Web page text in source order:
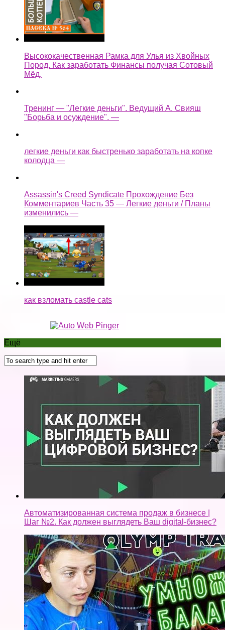
Высококачественная Рамка для Улья из Хвойных
Пород. Как заработать Финансы получая Сотовый
Мёд.
Тренинг — "Легкие деньги". Ведущий А. Свияш
"Борьба и осуждение". —
легкие деньги как быстренько заработать на копке
колодца —
Assassin's Creed Syndicate Прохождение Без
Комментариев Часть 35 — Легкие деньги / Планы
изменились —
как взломать castle cats
Ещё
Автоматизированная система продаж в бизнесе |
Шаг №2. Как должен выглядеть Ваш digital-бизнес?